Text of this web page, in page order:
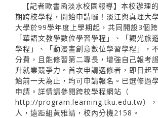
【記者歐書函淡水校園報導】本校辦理
期跨校學程，開始申請囉！淡江與真理大
大學於99學年度上學期起，共同開設3個
「華語文教學數位學習學程」、「觀光旅
學程」、「動漫畫創意數位學習學程」，
分費，且能修習第二專長，增強自己報考
升就業競爭力。首次申請選修者，即日起
始前一天為止，均可申請報名。已選修過
申請。詳情請參閱跨校學程網站（
http://program.learning.tku.edu.tw）
人，遠距組黃雅靖，校內分機2158。